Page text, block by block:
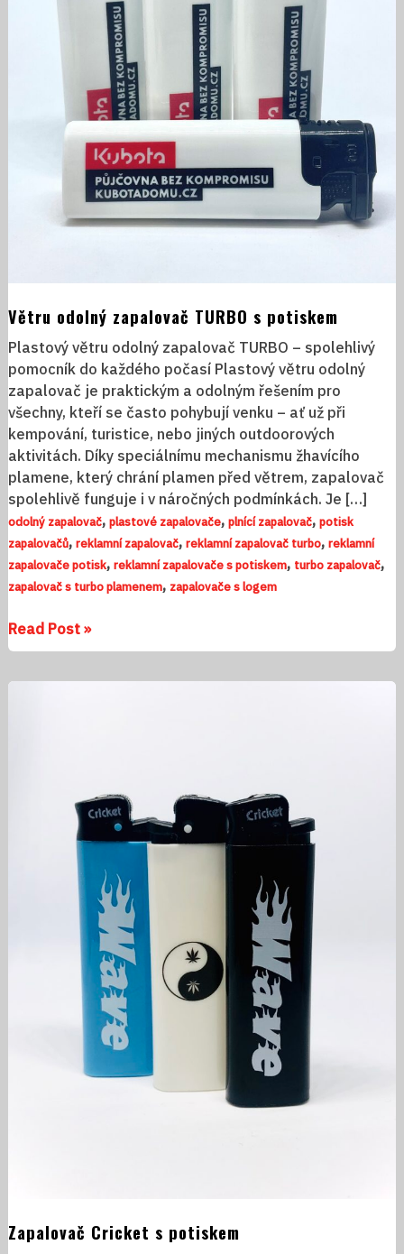
Větru odolný zapalovač TURBO s potiskem
Plastový větru odolný zapalovač TURBO – spolehlivý
pomocník do každého počasí Plastový větru odolný
zapalovač je praktickým a odolným řešením pro
všechny, kteří se často pohybují venku – ať už při
kempování, turistice, nebo jiných outdoorových
aktivitách. Díky speciálnímu mechanismu žhavícího
plamene, který chrání plamen před větrem, zapalovač
spolehlivě funguje i v náročných podmínkách. Je […]
odolný zapalovač, plastové zapalovače, plnící zapalovač, potisk
zapalovačů, reklamní zapalovač, reklamní zapalovač turbo, reklamní
zapalovače potisk, reklamní zapalovače s potiskem, turbo zapalovač,
zapalovač s turbo plamenem, zapalovače s logem
Read Post »
Zapalovač Cricket s potiskem